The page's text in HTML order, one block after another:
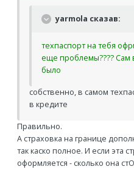
yarmola сказав:
техпаспорт на тебя
еще проблемы???? Сам
было
собственно, в самом
в кредите
Правильно.
А страховка на границе
так каско полное. И если эта
оформляется - сколько она